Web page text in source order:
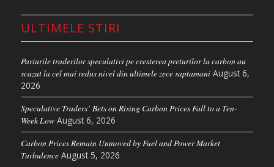
Leyen, a mentionat de asemenea ca Executivul „va
prezenta o propunere pentru a creste capacitatea
astfel incat aceasta sa poata aborda mai eficient
volatilitatea excesiva a preturilor si sa mentina
preturile sub control pe termen scurt.” In plus,
Comisia planuieste „sa accelereze lucrarile privind
viitoarea revizuire ETS, in special pentru a stabili o
traiectorie de decarbonizare mai realista dincolo
de 2030.”
ULTIMELE STIRI
Pariurile traderilor speculativi pe cresterea preturilor la carbon au
scazut la cel mai redus nivel din ultimele zece saptamani August 6,
2026
Speculative Traders’ Bets on Rising Carbon Prices Fall to a Ten-
Week Low August 6, 2026
Carbon Prices Remain Unmoved by Fuel and Power Market
Turbulence August 5, 2026